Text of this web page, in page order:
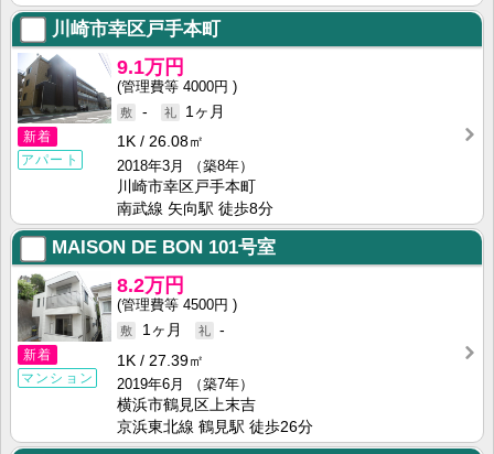
川崎市幸区戸手本町
新着
アパート
9.1万円
4000円
-
1ヶ月
1K
26.08㎡
2018年3月
（築8年）
川崎市幸区戸手本町
南武線 矢向駅 徒歩8分
MAISON DE BON 101号室
新着
マンション
8.2万円
4500円
1ヶ月
-
1K
27.39㎡
2019年6月
（築7年）
横浜市鶴見区上末吉
京浜東北線 鶴見駅 徒歩26分